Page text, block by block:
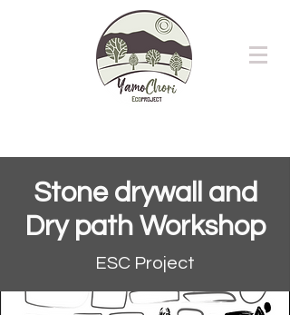
Stone drywall and
Dry path Workshop
ESC Project